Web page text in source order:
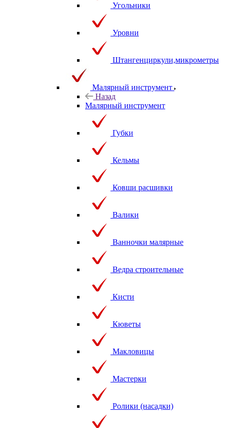
Угольники
Уровни
Штангенциркули,микрометры
Малярный инструмент
Назад
Малярный инструмент
Губки
Кельмы
Ковши расшивки
Валики
Ванночки малярные
Ведра строительные
Кисти
Кюветы
Макловицы
Мастерки
Ролики (насадки)